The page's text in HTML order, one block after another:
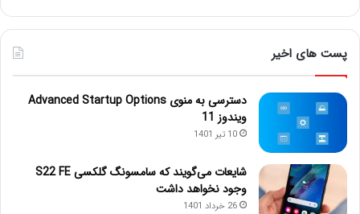
پست های اخیر
دسترسی به منوی Advanced Startup Options
ویندوز 11
10 تیر 1401
شایعات می‌گویند که سامسونگ گلکسی S22 FE
وجود نخواهد داشت
26 خرداد 1401